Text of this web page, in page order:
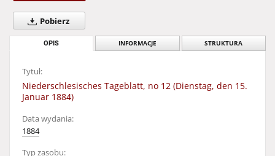
Pobierz
OPIS INFORMACJE STRUKTURA
Tytuł:
Niederschlesisches Tageblatt, no 12 (Dienstag, den 15.
Januar 1884)
Data wydania:
1884
Typ zasobu: